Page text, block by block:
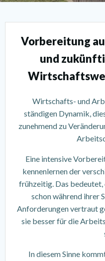
Vorbereitung
und
Wirtschafts- und
ständigen Dynamik,
zunehmend zu
Eine intensive
kennenlernen der
frühzeitig. Das bedeutet,
schon während ihrer
Anforderungen vertraut
sie besser für die
In diesem Sinne